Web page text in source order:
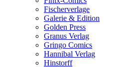
Fischerverlage
Galerie & Edition
Golden Press
Granus Verlag
Gringo Comics
Hannibal Verlag
Hinstorff